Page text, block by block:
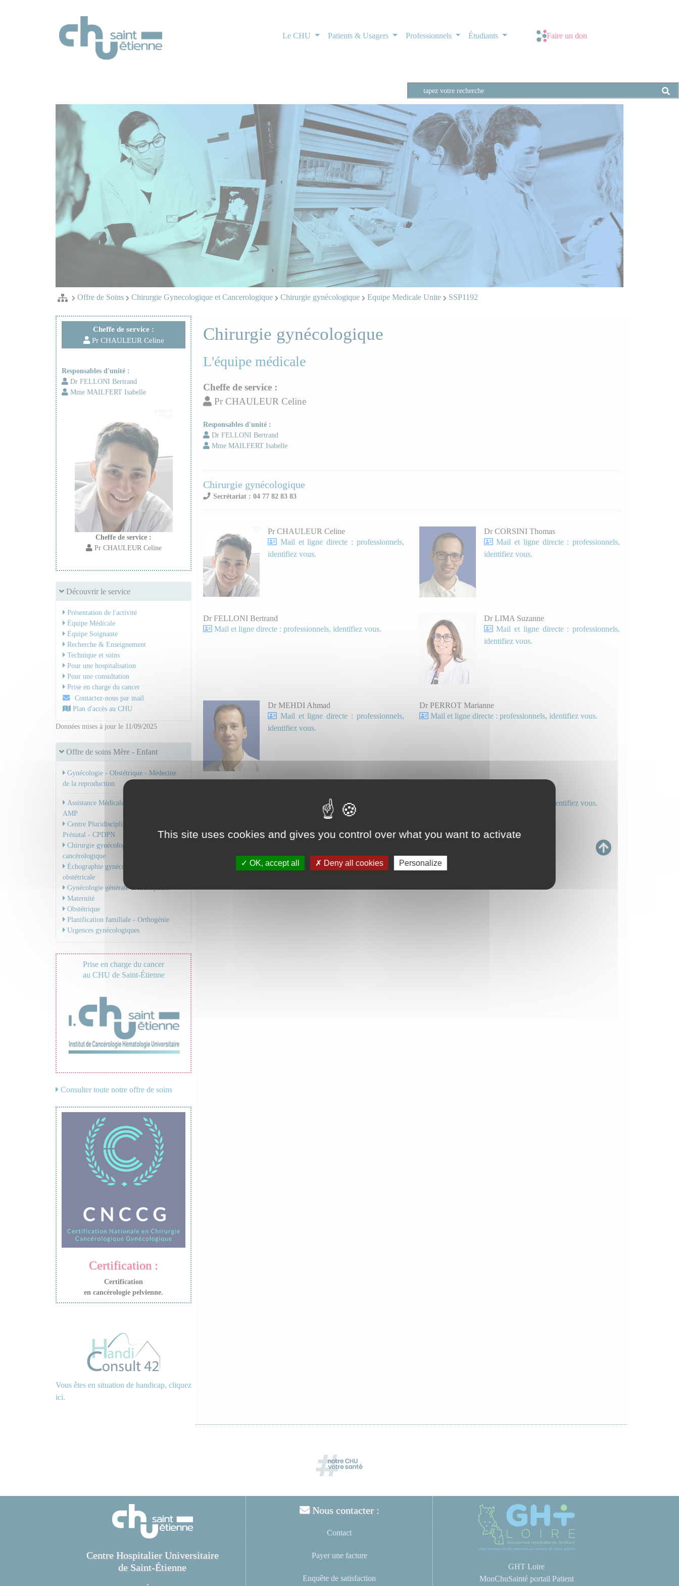
Le CHU Patients & Usagers Professionnels Étudiants Faire un don
Offre de Soins Chirurgie Gynecologique et Cancerologique Chirurgie gynécologique Equipe Medicale Unite SSP1192
Cheffe de service :
Pr CHAULEUR Celine
Responsables d'unité :
Dr FELLONI Bertrand
Mme MAILFERT Isabelle
Cheffe de service :
Pr CHAULEUR Celine
Découvrir le service
Présentation de l'activité
Équipe Médicale
Équipe Soignante
Recherche & Enseignement
Technique et soins
Pour une hospitalisation
Pour une consultation
Prise en charge du cancer
Contactez-nous par mail
Plan d'accès au CHU
Données mises à jour le 11/09/2025
Offre de soins Mère - Enfant
Gynécologie - Obstétrique - Médecine
de la reproduction
Assistance Médicale à la Procréation -
AMP
Centre Pluridisciplinaire de Diagnostic
Prénatal - CPDPN
Chirurgie gynécologique et
cancérologique
Échographie gynécologique et
obstétricale
Gynécologie générale et ménopause
Maternité
Obstétrique
Planification familiale - Orthogénie
Urgences gynécologiques
Prise en charge du cancer
au CHU de Saint-Étienne
Consulter toute notre offre de soins
Certification :
Certification
en cancérologie pelvienne.
Vous êtes en situation de handicap, cliquez
ici.
Chirurgie gynécologique
L'équipe médicale
Cheffe de service :
Pr CHAULEUR Celine
Responsables d'unité :
Dr FELLONI Bertrand
Mme MAILFERT Isabelle
Chirurgie gynécologique
Secrétariat : 04 77 82 83 83
Pr CHAULEUR Celine
Mail et ligne directe : professionnels,
identifiez vous.
Dr CORSINI Thomas
Mail et ligne directe : professionnels,
identifiez vous.
Dr FELLONI Bertrand
Mail et ligne directe : professionnels, identifiez vous.
Dr LIMA Suzanne
Mail et ligne directe : professionnels,
identifiez vous.
Dr MEHDI Ahmad
Mail et ligne directe : professionnels,
identifiez vous.
Dr PERROT Marianne
Mail et ligne directe : professionnels, identifiez vous.
Mail et ligne directe : professionnels, identifiez vous.
Mail et ligne directe : professionnels, identifiez vous.
Centre Hospitalier Universitaire
de Saint-Étienne
Nous contacter :
Contact
Payer une facture
Enquête de satisfaction
GHT Loire
MonChuSainté portail Patient
This site uses cookies and gives you control over what you want to activate
OK, accept all Deny all cookies Personalize